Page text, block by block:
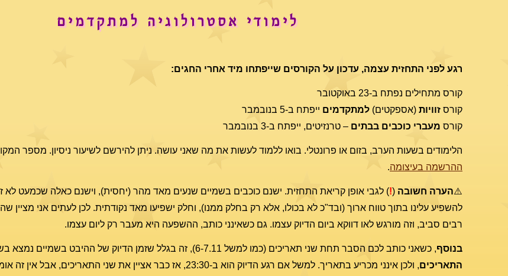
לימודי אסטרולוגיה למתקדמים
רגע לפני התחזית עצמה, עדכון על הקורסים שייפתחו מיד אחרי החגים:
קורס מתחילים נפתח ב-23 באוקטובר
קורס זוויות (אספקטים) למתקדמים ייפתח ב-5 בנובמבר
קורס מעברי כוכבים בבתים – טרנזיטים, ייפתח ב-3 בנובמבר
הלימודים בשעות הערב, בזום או פרונטלי. בואו ללמוד לעשות את מה שאני עושה. ניתן להירשם לשיעור ניסיון. מספר
ההרשמה בעיצומה.
⚠️הערה חשובה (
!) לגבי אופן קריאת התחזית. ישנם כוכבים בשמיים שנעים מאד מהר (יחסית), וישנם כאלה שכמעט לא
להשפיע עלינו בתוך טווח ארוך (ובד"כ לא בכולו, אלא רק בחלק ממנו), וחלק ישפיעו מאד נקודתית. לכן לעתים אני מציין
רבים סביב, וזה מורגש לאו דווקא ביום הדיוק עצמו. גם כשאינני כותב, ההשפעה היא מעבר רק ליום עצמו.
בנוסף, כשאני כותב לכם הסבר תחת שני תאריכים (כמו למשל 6-7.11), זה בגלל שזמן הדיוק של ההיבט בשמיים נמצא בשעות הערב-לילה
התאריכים
, ולכן אינני מכריע בתאריך. למשל אם רגע הדיוק הוא ב-23:30, אז כבר אציין את שני